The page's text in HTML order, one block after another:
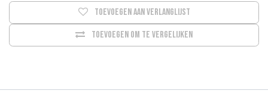
Toevoegen om te vergelijken
Toevoegen aan verlanglijst